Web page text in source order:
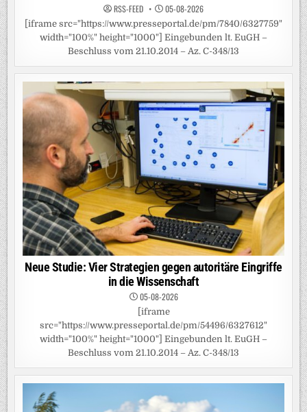
RSS-FEED 05-08-2026
[iframe src="https://www.presseportal.de/pm/7840/6327759"
width="100%" height="1000"] Eingebunden lt. EuGH –
Beschluss vom 21.10.2014 – Az. C-348/13
Neue Studie: Vier Strategien gegen autoritäre Eingriffe
in die Wissenschaft
05-08-2026
[iframe
src="https://www.presseportal.de/pm/54496/6327612"
width="100%" height="1000"] Eingebunden lt. EuGH –
Beschluss vom 21.10.2014 – Az. C-348/13